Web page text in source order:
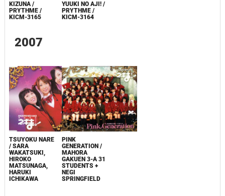
KIZUNA /
PRYTHME /
KICM-3165
YUUKI NO AJI! /
PRYTHME /
KICM-3164
2007
TSUYOKU NARE
/ SARA
WAKATSUKI,
HIROKO
MATSUNAGA,
HARUKI
ICHIKAWA
PINK
GENERATION /
MAHORA
GAKUEN 3-A 31
STUDENTS +
NEGI
SPRINGFIELD